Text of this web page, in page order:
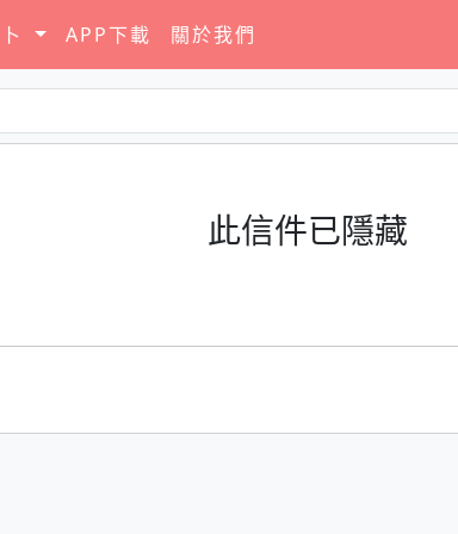
APP下載 關於我們
此信件已隱藏